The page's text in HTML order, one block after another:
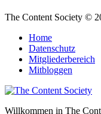
The Content Society ©
Home
Datenschutz
Mitgliederbereich
Mitbloggen
Willkommen in The